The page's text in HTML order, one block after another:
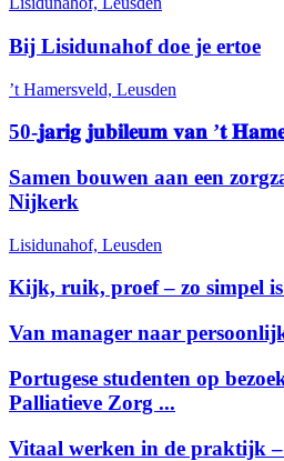
Bij Lisidunahof doe je ertoe
’t Hamersveld, Leusden
50-𝐣𝐚𝐫𝐢𝐠 𝐣𝐮𝐛𝐢𝐥𝐞𝐮𝐦 𝐯𝐚𝐧 ’𝐭
Samen bouwen aan een
Nijkerk
Lisidunahof, Leusden
Kijk, ruik, proef – zo simpel
Van manager naar
Portugese studenten op
Palliatieve Zorg ...
Vitaal werken in de praktijk